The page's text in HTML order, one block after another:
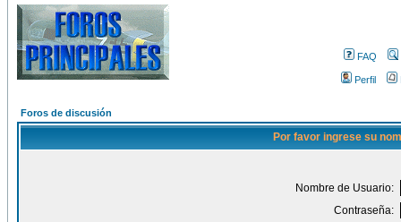
FAQ
Perfil
Foros de discusión
Por favor ingrese su
Nombre de Usuario:
Contraseña: